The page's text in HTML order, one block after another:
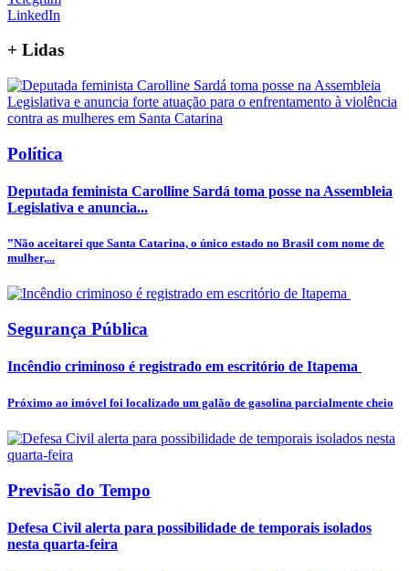
LinkedIn
+ Lidas
Política
Deputada feminista Carolline Sardá toma posse na Assembleia
Legislativa e anuncia...
”Não aceitarei que Santa Catarina, o único estado no Brasil com nome de
mulher,...
Segurança Pública
Incêndio criminoso é registrado em escritório de Itapema
Próximo ao imóvel foi localizado um galão de gasolina parcialmente cheio
Previsão do Tempo
Defesa Civil alerta para possibilidade de temporais isolados
nesta quarta-feira